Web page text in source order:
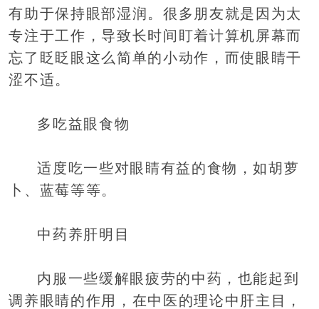
有助于保持眼部湿润。很多朋友就是因为太
专注于工作，导致长时间盯着计算机屏幕而
忘了眨眨眼这么简单的小动作，而使眼睛干
涩不适。
多吃益眼食物
适度吃一些对眼睛有益的食物，如胡萝
卜、蓝莓等等。
中药养肝明目
内服一些缓解眼疲劳的中药，也能起到
调养眼睛的作用，在中医的理论中肝主目，